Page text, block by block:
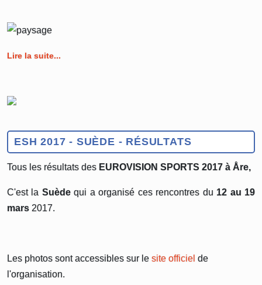
Lire la suite...
ESH 2017 - SUÈDE - RÉSULTATS
Tous les résultats des EUROVISION SPORTS 2017 à Åre,
C'est la Suèdequi a organisé ces rencontres du 12 au 19
mars 2017.
Les photos sont accessibles sur le site officiel de
l'organisation.